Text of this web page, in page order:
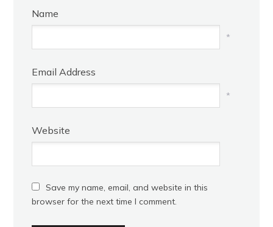
Name
*
Email Address
*
Website
Save my name, email, and website in this
browser for the next time I comment.